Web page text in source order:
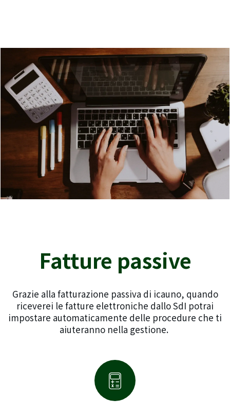
Fatture passive
Grazie alla fatturazione passiva di icauno, quando
riceverei le fatture elettroniche dallo SdI potrai
impostare automaticamente delle procedure che ti
aiuteranno nella gestione.